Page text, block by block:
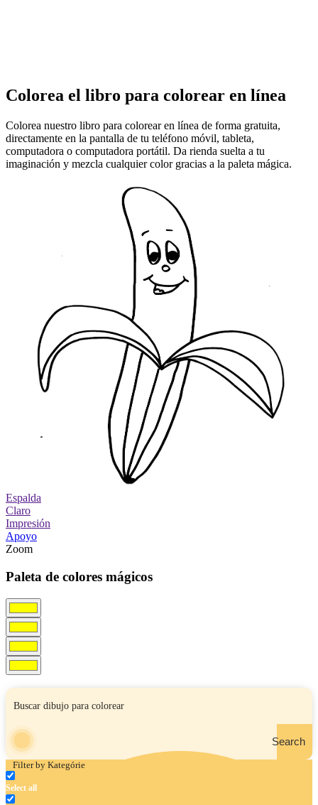
Colorea el libro para colorear en línea
Colorea nuestro libro para colorear en línea de forma gratuita,
directamente en la pantalla de tu teléfono móvil, tableta,
computadora o computadora portátil. Da rienda suelta a tu
imaginación y mezcla cualquier color gracias a la paleta mágica.
Espalda
Claro
Impresión
Apoyo
Zoom
Paleta de colores mágicos
Search
Filter by Kategórie
Select all